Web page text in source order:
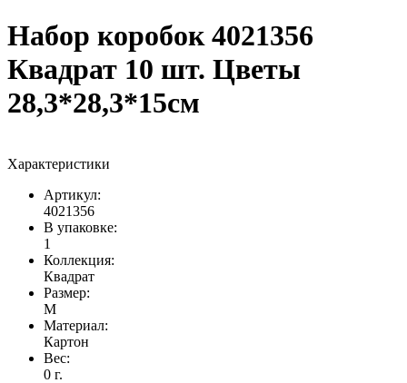
Набор коробок 4021356
Квадрат 10 шт. Цветы
28,3*28,3*15см
Характеристики
Артикул:
4021356
В упаковке:
1
Коллекция:
Квадрат
Размер:
M
Материал:
Картон
Вес:
0 г.